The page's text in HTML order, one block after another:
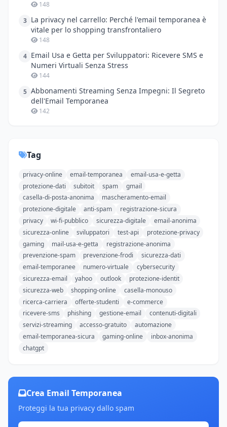
148
3 La privacy nel carrello: Perché l'email temporanea è
vitale per lo shopping transfrontaliero
148
4 Email Usa e Getta per Sviluppatori: Ricevere SMS e
Numeri Virtuali Senza Stress
144
5 Abbonamenti Streaming Senza Impegni: Il Segreto
dell'Email Temporanea
142
Tag
privacy-online email-temporanea
email-usa-e-getta
protezione-dati
subitoit spam
gmail
casella-di-posta-anonima
mascheramento-email
protezione-digitale
anti-spam
registrazione-sicura
privacy
wi-fi-pubblico sicurezza-digitale
email-anonima
sicurezza-online
sviluppatori test-api
protezione-privacy
gaming
mail-usa-e-getta
registrazione-anonima
prevenzione-spam
prevenzione-frodi
sicurezza-dati
email-temporanee
numero-virtuale
cybersecurity
sicurezza-email
yahoo outlook
protezione-identit
sicurezza-web
shopping-online
casella-monouso
ricerca-carriera
offerte-studenti
e-commerce
ricevere-sms
phishing gestione-email
contenuti-digitali
servizi-streaming
accesso-gratuito
automazione
email-temporanea-sicura
gaming-online
inbox-anonima
chatgpt
Crea Email Temporanea
Proteggi la tua privacy dallo spam